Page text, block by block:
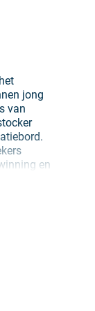
jong
van
en
tijden.